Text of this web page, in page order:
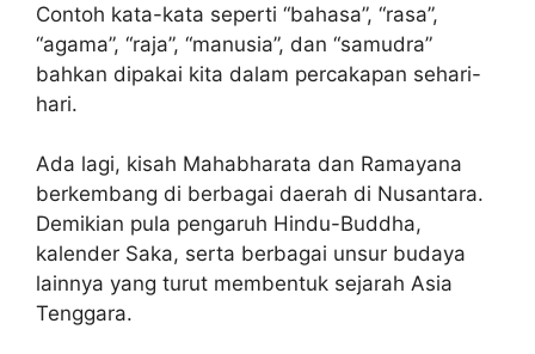
Contoh kata-kata seperti “bahasa”, “rasa”,
“agama”, “raja”, “manusia”, dan “samudra”
bahkan dipakai kita dalam percakapan sehari-
hari.
Ada lagi, kisah Mahabharata dan Ramayana
berkembang di berbagai daerah di Nusantara.
Demikian pula pengaruh Hindu-Buddha,
kalender Saka, serta berbagai unsur budaya
lainnya yang turut membentuk sejarah Asia
Tenggara.